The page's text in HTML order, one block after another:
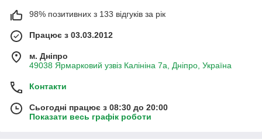
98% позитивних з 133 відгуків за рік
Працює з 03.03.2012
м. Дніпро
49038 Ярмарковий узвіз Калініна 7а, Дніпро, Україна
Контакти
Сьогодні працює з 08:30 до 20:00
Показати весь графік роботи